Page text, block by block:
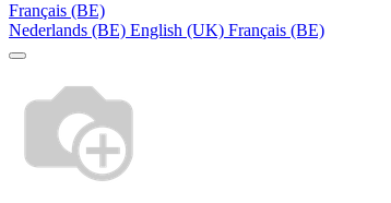
Français (BE)
Nederlands (BE) English (UK) Français (BE)